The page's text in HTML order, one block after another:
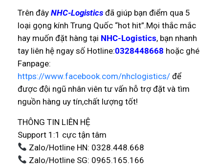
Trên đây NHC-Logistics đã giúp bạn điểm qua 5
loại gọng kính Trung Quốc “hot hit”.Mọi thắc mắc
hay muốn đặt hàng tại NHC-Logistics, bạn nhanh
tay liên hệ ngay số Hotline:0328448668 hoặc ghé
Fanpage:
https://www.facebook.com/nhclogistics/ để
được đội ngũ nhân viên tư vấn hỗ trợ đặt và tìm
nguồn hàng uy tín,chất lượng tốt!
THÔNG TIN LIÊN HỆ
Support 1:1 cực tận tâm
Zalo/Hotline HN: 0328.448.668
Zalo/Hotline SG: 0965.165.166